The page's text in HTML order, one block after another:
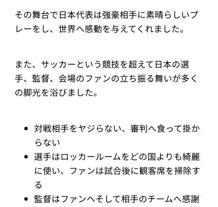
その舞台で日本代表は強豪相手に素晴らしいプ
レーをし、世界へ感動を与えてくれました。
また、サッカーという競技を超えて日本の選
手、監督、会場のファンの立ち振る舞いが多く
の脚光を浴びました。
対戦相手をヤジらない、審判へ食って掛か
らない
選手はロッカールームをどの国よりも綺麗
に使い、ファンは試合後に観客席を掃除す
る
監督はファンへそして相手のチームへ感謝